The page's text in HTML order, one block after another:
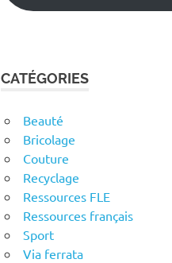
CATÉGORIES
Beauté
Bricolage
Couture
Recyclage
Ressources FLE
Ressources français
Sport
Via ferrata